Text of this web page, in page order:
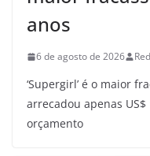
anos
6 de agosto de 2026
‘Supergirl’ é o maior
arrecadou apenas
orçamento